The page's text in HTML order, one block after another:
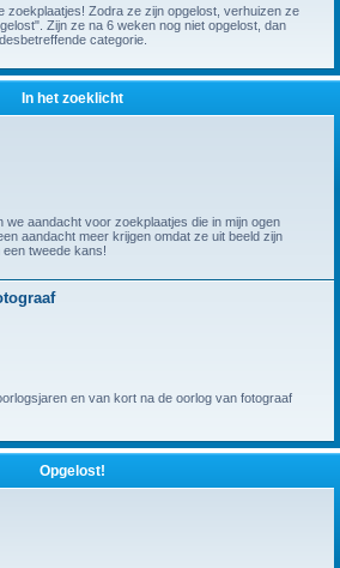
zoekplaatjes! Zodra ze zijn opgelost, verhuizen ze
Zijn ze na 6 weken nog niet opgelost, dan
categorie.
In het zoeklicht
we aandacht voor zoekplaatjes die in mijn ogen
aandacht meer krijgen omdat ze uit beeld zijn
tweede kans!
en van kort na de oorlog van fotograaf
Opgelost!